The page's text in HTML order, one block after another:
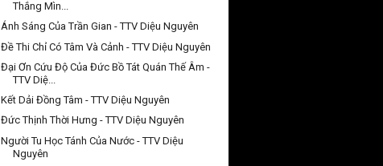
Thắng Mìn...
Ánh Sáng Của Trần Gian - TTV Diệu Nguyên
Đề Thi Chỉ Có Tâm Và Cảnh - TTV Diệu Nguyên
Đại Ơn Cứu Độ Của Đức Bồ Tát Quán Thế Âm -
TTV Diệ...
Kết Dải Đồng Tâm - TTV Diệu Nguyên
Đức Thịnh Thời Hưng - TTV Diệu Nguyên
Người Tu Học Tánh Của Nước - TTV Diệu
Nguyên